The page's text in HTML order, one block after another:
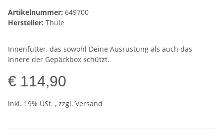
Artikelnummer: 649700
Hersteller: Thule
Innenfutter, das sowohl Deine Ausrüstung als auch das
Innere der Gepäckbox schützt.
€ 114,90
inkl. 19% USt. , zzgl. Versand